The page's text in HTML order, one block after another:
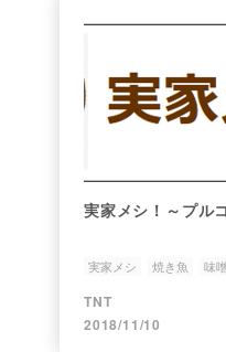
実家メシ！～プル
実家メシ 焼き魚 味
TNT
2018/11/10